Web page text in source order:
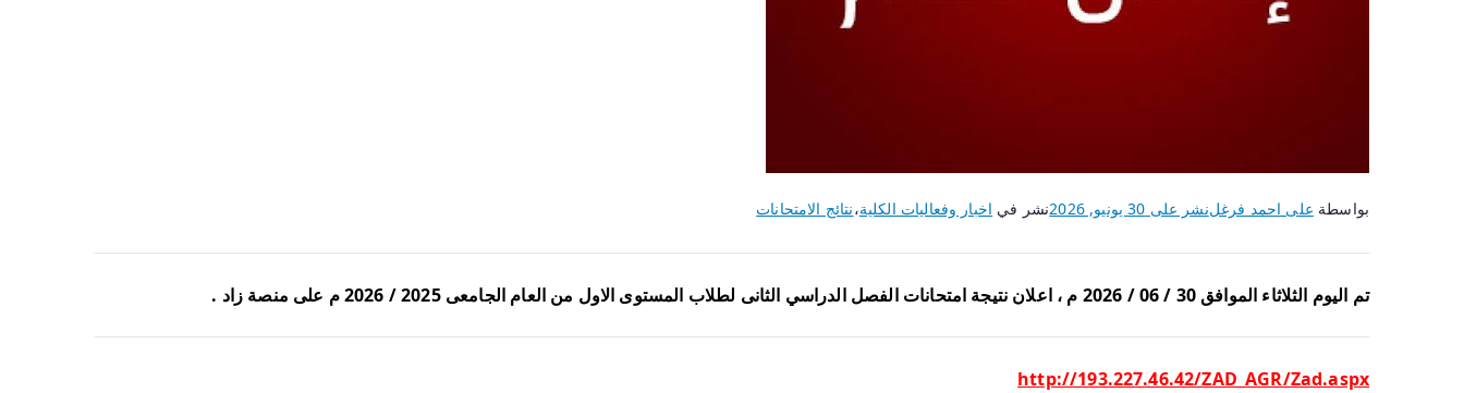
بواسطة على احمد فرغلنشر على 30 يونيو, 2026 نشر في اخبار وفعاليات الكلية،نتائج الامتحانات
تم اليوم الثلاثاء الموافق 30 / 06 / 2026 م ، اعلان نتيجة امتحانات الفصل الدراسي الثانى لطلاب المستوى الاول من العام الجامعى 2025 / 2026 م على منصة زاد .
http://193.227.46.42/ZAD_AGR/Zad.aspx